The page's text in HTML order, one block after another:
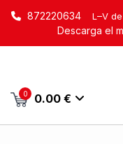
872220634 L–V
Descarga el
0 0.00 €